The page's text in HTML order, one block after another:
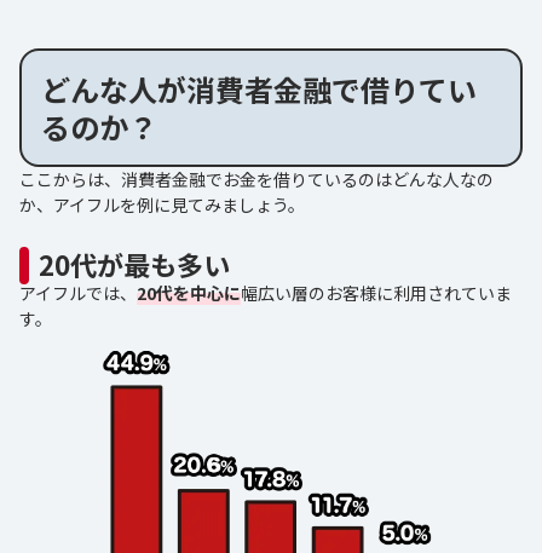
どんな人が消費者金融で借りてい
るのか？
ここからは、消費者金融でお金を借りているのはどんな人なの
か、アイフルを例に見てみましょう。
20代が最も多い
アイフルでは、 20代を中心に幅広い層のお客様に利用されていま
す。